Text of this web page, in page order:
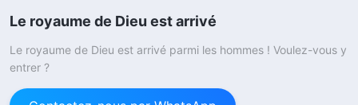
Le royaume de Dieu est arrivé
Le royaume de Dieu est arrivé parmi les hommes ! Voulez-vous y
entrer ?